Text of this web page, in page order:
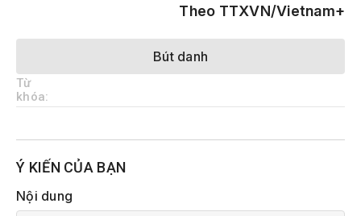
Theo TTXVN/Vietnam+
Bút danh
Từ
khóa:
Ý KIẾN CỦA BẠN
Nội dung